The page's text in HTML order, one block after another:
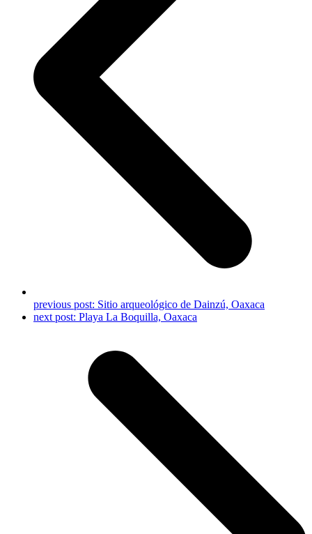
previous post: Sitio arqueológico de Dainzú, Oaxaca
next post: Playa La Boquilla, Oaxaca